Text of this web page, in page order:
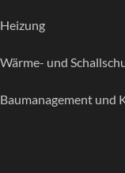
Heizung
Wärme- und
Baumanagement und